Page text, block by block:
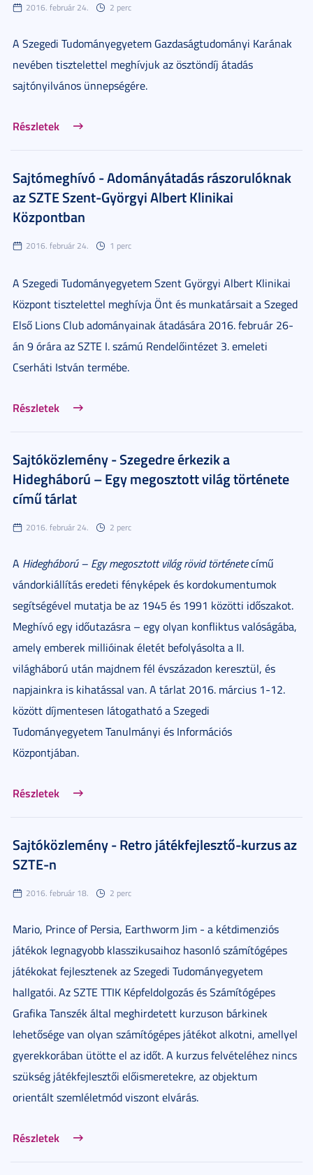
2016. február 24. 2 perc
A Szegedi Tudományegyetem Gazdaságtudományi Karának
nevében tisztelettel meghívjuk az ösztöndíj átadás
sajtónyilvános ünnepségére.
Részletek
Sajtómeghívó - Adományátadás rászorulóknak
az SZTE Szent-Györgyi Albert Klinikai
Központban
2016. február 24. 1 perc
A Szegedi Tudományegyetem Szent Györgyi Albert Klinikai
Központ tisztelettel meghívja Önt és munkatársait a Szeged
Első Lions Club adományainak átadására 2016. február 26-
án 9 órára az SZTE I. számú Rendelőintézet 3. emeleti
Cserháti István termébe.
Részletek
Sajtóközlemény - Szegedre érkezik a
Hidegháború – Egy megosztott világ története
című tárlat
2016. február 24. 2 perc
A Hidegháború – Egy megosztott világ rövid történetecímű
vándorkiállítás eredeti fényképek és kordokumentumok
segítségével mutatja be az 1945 és 1991 közötti időszakot.
Meghívó egy időutazásra – egy olyan konfliktus valóságába,
amely emberek millióinak életét befolyásolta a II.
világháború után majdnem fél évszázadon keresztül, és
napjainkra is kihatással van. A tárlat 2016. március 1-12.
között díjmentesen látogatható a Szegedi
Tudományegyetem Tanulmányi és Információs
Központjában.
Részletek
Sajtóközlemény - Retro játékfejlesztő-kurzus az
SZTE-n
2016. február 18. 2 perc
Mario, Prince of Persia, Earthworm Jim - a kétdimenziós
játékok legnagyobb klasszikusaihoz hasonló számítógépes
játékokat fejlesztenek az Szegedi Tudományegyetem
hallgatói. Az SZTE TTIK Képfeldolgozás és Számítógépes
Grafika Tanszék által meghirdetett kurzuson bárkinek
lehetősége van olyan számítógépes játékot alkotni, amellyel
gyerekkorában ütötte el az időt. A kurzus felvételéhez nincs
szükség játékfejlesztői előismeretekre, az objektum
orientált szemléletmód viszont elvárás.
Részletek